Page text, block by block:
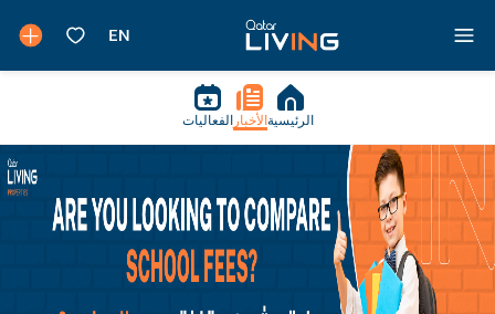
الرئيسية الأخبار الفعاليات